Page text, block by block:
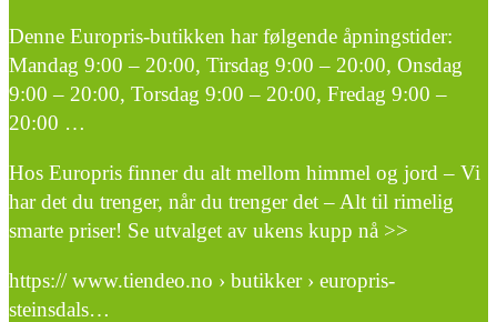
Denne Europris-butikken har følgende åpningstider:
Mandag 9:00 – 20:00, Tirsdag 9:00 – 20:00, Onsdag
9:00 – 20:00, Torsdag 9:00 – 20:00, Fredag 9:00 –
20:00 …
Hos Europris finner du alt mellom himmel og jord – Vi
har det du trenger, når du trenger det – Alt til rimelig
smarte priser! Se utvalget av ukens kupp nå >>
https:// www.tiendeo.no › butikker › europris-
steinsdals…